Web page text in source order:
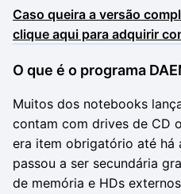
Caso queira a versão
clique aqui para adquirir
O que é o programa
Muitos dos notebooks
contam com drives de CD
era item obrigatório até há
passou a ser secundária
de memória e HDs